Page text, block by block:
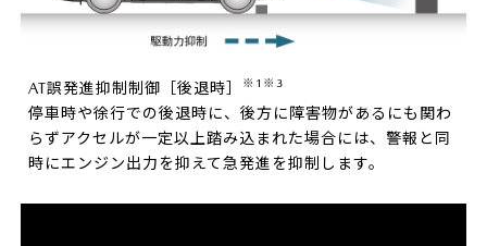
AT誤発進抑制制御［後退時］ ※1※3
停車時や徐行での後退時に、後方に障害物があるにも関わ
らずアクセルが一定以上踏み込まれた場合には、警報と同
時にエンジン出力を抑えて急発進を抑制します。